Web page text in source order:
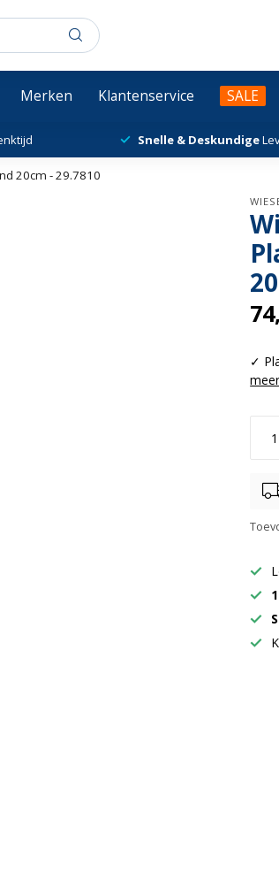
Merken Klantenservice SALE
Snelle & Deskundige
20cm - 29.7810
✓